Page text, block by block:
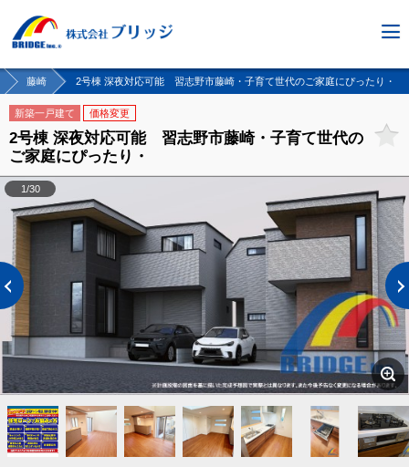
藤崎 2号棟 深夜対応可能 習志野市藤崎・子育て世代のご家庭にぴったり・
新築一戸建て 価格変更
2号棟 深夜対応可能 習志野市藤崎・子育て世代の
ご家庭にぴったり・
1/30